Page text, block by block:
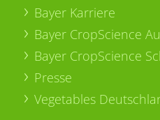
Bayer Karriere
Bayer CropScience
Bayer CropScience
Presse
Vegetables